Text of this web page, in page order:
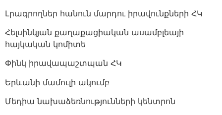
Լրագրողներ հանուն մարդու իրավունքների ՀԿ
Հելսինկյան քաղաքացիական ասամբլեայի
հայկական կոմիտե
Փինկ իրավապաշտպան ՀԿ
Երևանի մամուլի ակումբ
Մեդիա նախաձեռնությունների կենտրոն